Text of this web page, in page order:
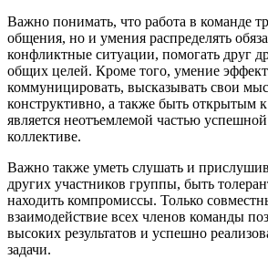
Важно понимать, что работа в команде
общения, но и умения распределять
конфликтные ситуации, помогать друг
общих целей. Кроме того, умение
коммуницировать, высказывать свои
конструктивно, а также быть открытым к
является неотъемлемой частью
коллективе.
Важно также уметь слушать и
других участников группы, быть
находить компромиссы. Только
взаимодействие всех членов команды
высоких результатов и успешно
задачи.